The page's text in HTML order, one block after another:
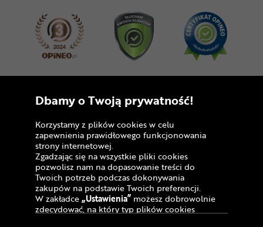
Dołącz do nas
Copyright © 2005 - 2026
Polityka prywatności i zasady korzystania z
Dbamy o Twoją prywatność!
Korzystamy z plików cookies w celu
zapewnienia prawidłowego funkcjonowania
strony internetowej.
Zgadzając się na wszystkie pliki cookies
pozwolisz nam na dopasowanie treści do
Twoich potrzeb podczas dokonywania
zakupów na podstawie Twoich preferencji.
W zakładce„Ustawienia” możesz dobrowolnie
zdecydować, na który typ plików cookies